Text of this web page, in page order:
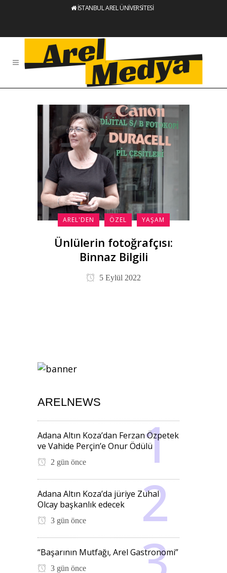
İSTANBUL AREL ÜNİVERSİTESİ
AREL'DEN ÖZEL YAŞAM
Ünlülerin fotoğrafçısı:
Binnaz Bilgili
5 Eylül 2022
ARELNEWS
Adana Altın Koza’dan Ferzan Özpetek
ve Vahide Perçin’e Onur Ödülü
2 gün önce
Adana Altın Koza’da jüriye Zuhal
Olcay başkanlık edecek
3 gün önce
“Başarının Mutfağı, Arel Gastronomi”
3 gün önce